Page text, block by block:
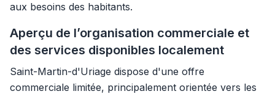
aux besoins des habitants.
Aperçu de l’organisation commerciale et
des services disponibles localement
Saint-Martin-d'Uriage dispose d'une offre
commerciale limitée, principalement orientée vers les